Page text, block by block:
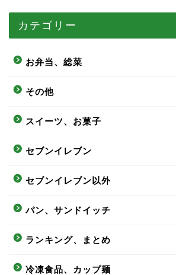
カテゴリー
お弁当、総菜
その他
スイーツ、お菓子
セブンイレブン
セブンイレブン以外
パン、サンドイッチ
ランキング、まとめ
冷凍食品、カップ麺